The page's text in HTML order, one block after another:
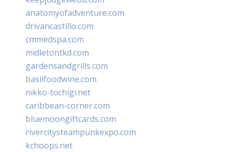
anatomyofadventure.com
drivancastillo.com
cmmedspa.com
midletontkd.com
gardensandgrills.com
basilfoodwine.com
nikko-tochigi.net
caribbean-corner.com
bluemoongiftcards.com
rivercitysteampunkexpo.com
kchoops.net